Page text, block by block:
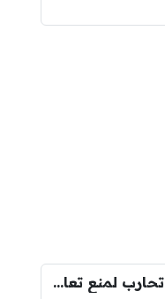
4 أسباب تجعل أندية أوروبا تحارب لمنع تعاقد برشلونة مع رودري!